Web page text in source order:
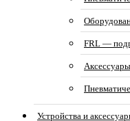
FRL —
Устройства и